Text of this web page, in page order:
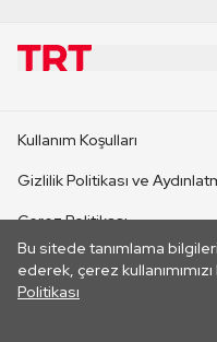
Bu sitede tanımlama
ederek, çerez
Politikası
CANLI YAYINLAR
Kullanım Koşulları
Gizlilik Politikası ve
Çerez Politikası
İletişim
Her hakkı saklıdır.